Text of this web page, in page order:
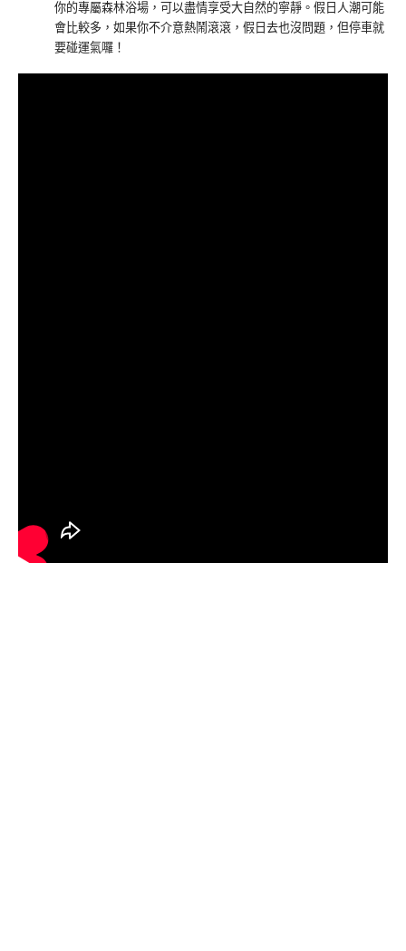
你的專屬森林浴場，可以盡情享受大自然的寧靜。假日人潮可能
會比較多，如果你不介意熱鬧滾滾，假日去也沒問題，但停車就
要碰運氣囉！